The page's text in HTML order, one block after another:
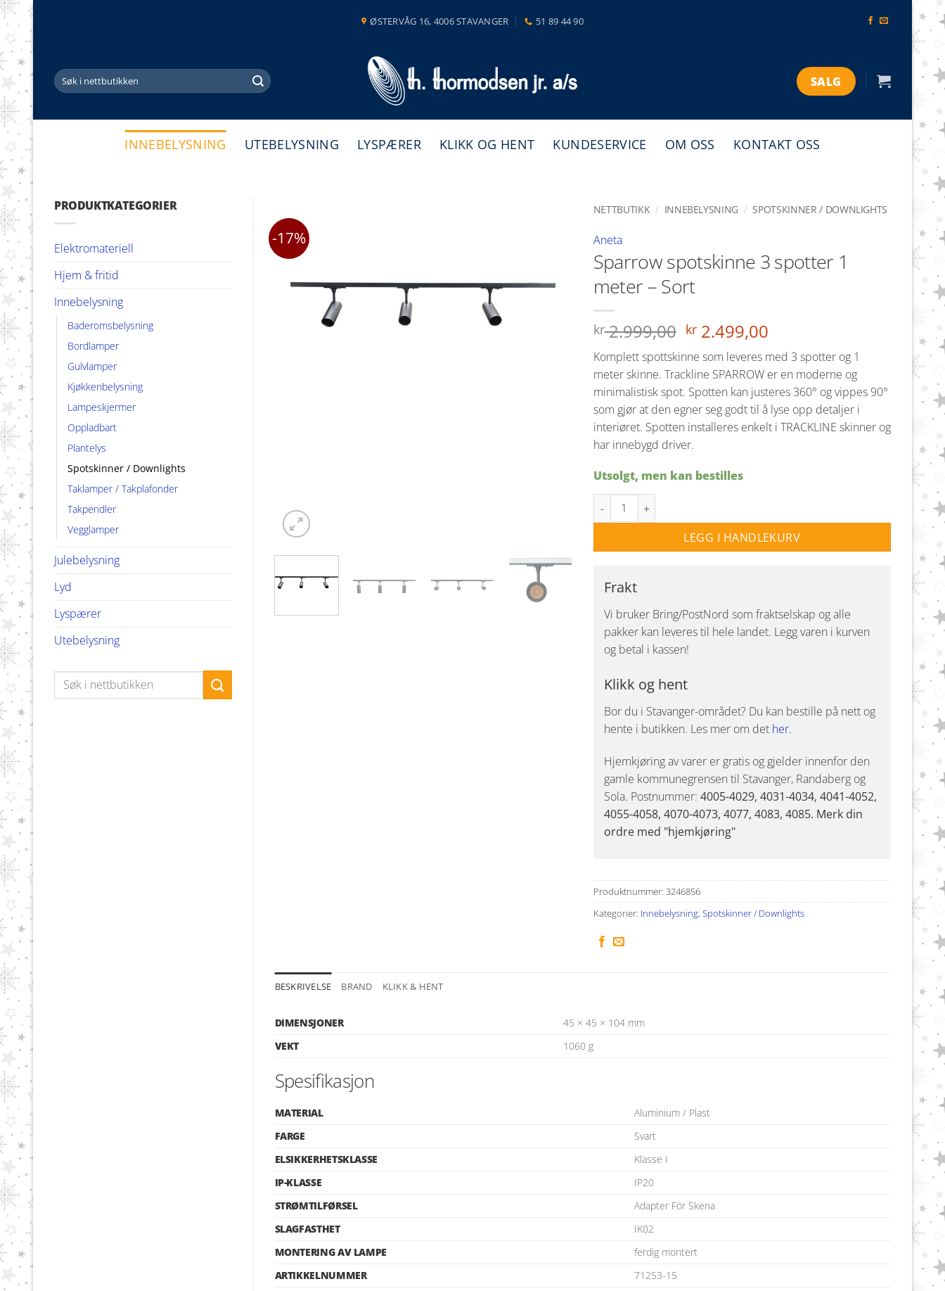
Skip
content
ØSTERVÅG 16, 4006 STAVANGER 51 89 44 90
Søk
etter:
SALG
INNEBELYSNING UTEBELYSNING LYSPÆRER KLIKK OG HENT KUNDESERVICE OM OSS KONTAKT OSS
PRODUKTKATEGORIER
Elektromateriell
Hjem & fritid
Innebelysning
Baderomsbelysning
Bordlamper
Gulvlamper
Kjøkkenbelysning
Lampeskjermer
Oppladbart
Plantelys
Spotskinner / Downlights
Taklamper / Takplafonder
Takpendler
Vegglamper
Julebelysning
Lyd
Lyspærer
Utebelysning
Søk
-17%
NETTBUTIKK / INNEBELYSNING / SPOTSKINNER / DOWNLIGHTS
Aneta
Sparrow spotskinne 3 spotter 1
meter – Sort
kr2.999,00 Opprinnelig
var:
kr 2.999,00.
kr2.499,00Nåværende
pris
er:
kr 2.499,00.
Komplett spottskinne som leveres med 3 spotter og 1
meter skinne. Trackline SPARROW er en moderne og
minimalistisk spot. Spotten kan justeres 360° og vippes 90°
som gjør at den egner seg godt til å lyse opp detaljer i
interiøret. Spotten installeres enkelt i TRACKLINE skinner og
har innebygd driver.
Utsolgt, men kan bestilles
Sparrow spotskinne 3 spotter 1 meter - Sort antall
LEGG I HANDLEKURV
Frakt
Vi bruker Bring/PostNord som fraktselskap og alle
pakker kan leveres til hele landet. Legg varen i kurven
og betal i kassen!
Klikk og hent
Bor du i Stavanger-området? Du kan bestille på nett og
hente i butikken. Les mer om det her.
Hjemkjøring av varer er gratis og gjelder innenfor den
gamle kommunegrensen til Stavanger, Randaberg og
Sola. Postnummer: 4005-4029, 4031-4034, 4041-4052,
4055-4058, 4070-4073, 4077, 4083, 4085. Merk din
ordre med "hjemkjøring"
Produktnummer: 3246856
Kategorier: Innebelysning, Spotskinner / Downlights
BESKRIVELSE BRAND KLIKK & HENT
DIMENSJONER
45 × 45 × 104 mm
VEKT
1060 g
Spesifikasjon
MATERIAL
Aluminium / Plast
FARGE
Svart
ELSIKKERHETSKLASSE
Klasse I
IP-KLASSE
IP20
STRØMTILFØRSEL
Adapter För Skena
SLAGFASTHET
IK02
MONTERING AV LAMPE
ferdig montert
ARTIKKELNUMMER
71253-15